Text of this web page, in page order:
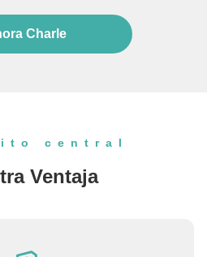
años de experiencia. ...
Charle
central
Ventaja